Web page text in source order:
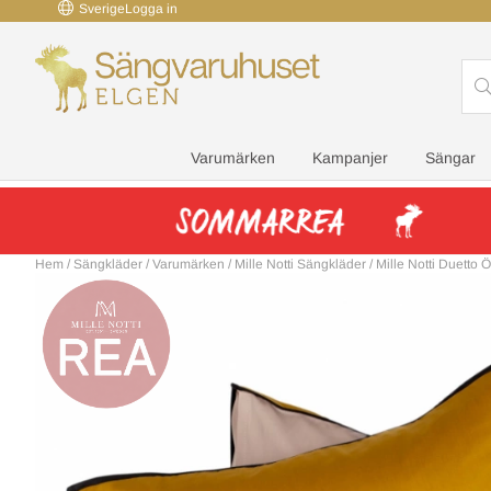
SverigeLogga in
Varumärken Kampanjer Sängar
Hem / Sängkläder / Varumärken / Mille Notti Sängkläder / Mille Notti Duetto